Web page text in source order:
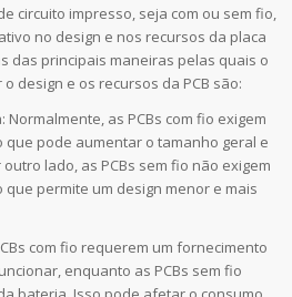
circuito impresso, seja com ou sem fio,
no design e nos recursos da placa
das principais maneiras pelas quais o
design e os recursos da PCB são:
as PCBs com fio exigem
que pode aumentar o tamanho geral e
lado, as PCBs sem fio não exigem
permite um design menor e mais
com fio requerem um fornecimento
enquanto as PCBs sem fio